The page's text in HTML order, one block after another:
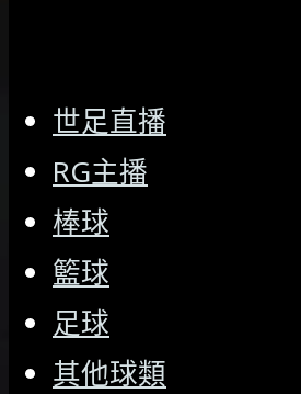
世足直播
RG主播
棒球
籃球
足球
其他球類